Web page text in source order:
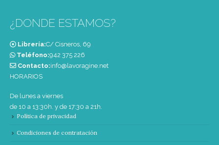
¿DONDE ESTAMOS?
Librería:C/ Cisneros, 69
Teléfono:‭942 375 226‬
Contacto:info@lavoragine.net
HORARIOS
De lunes a viernes
de 10 a 13:30h. y de 17:30 a 21h.
Política de privacidad
Condiciones de contratación